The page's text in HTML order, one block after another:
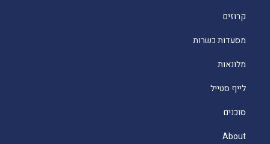
קרוזים
מסעדות כשרות
מלונאות
לייף סטייל
סוכנים
About